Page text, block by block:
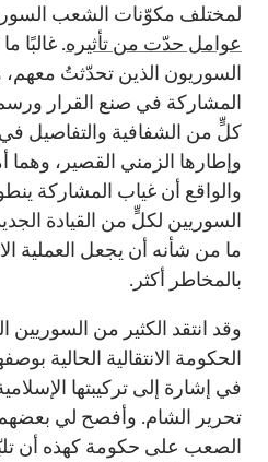
لمختلف مكوّنات الشعب
عوامل حدّت من تأثيره. غالبًا
السوريون الذين تحدّثتُ
المشاركة في صنع القرار
كلٍّ من الشفافية والتفاصيل في
وإطارها الزمني القصير، وهما
والواقع أن غياب المشاركة
السوريين لكلٍّ من القيادة
ما من شأنه أن يجعل العملية
بالمخاطر أكثر.
وقد انتقد الكثير من
الحكومة الانتقالية الحالية
في إشارة إلى تركيبتها
تحرير الشام. وأفصح لي
الصعب على حكومة كهذه أن